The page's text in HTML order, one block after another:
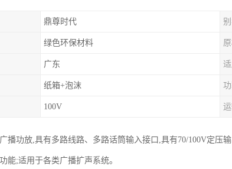
鼎尊时代
绿色环保材料
广东
纸箱+泡沫
100V
播功放,具有多路线路、多路话筒输入接口,具有70/100V定压
能;适用于各类广播扩声系统。